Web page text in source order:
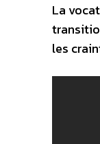
La
les